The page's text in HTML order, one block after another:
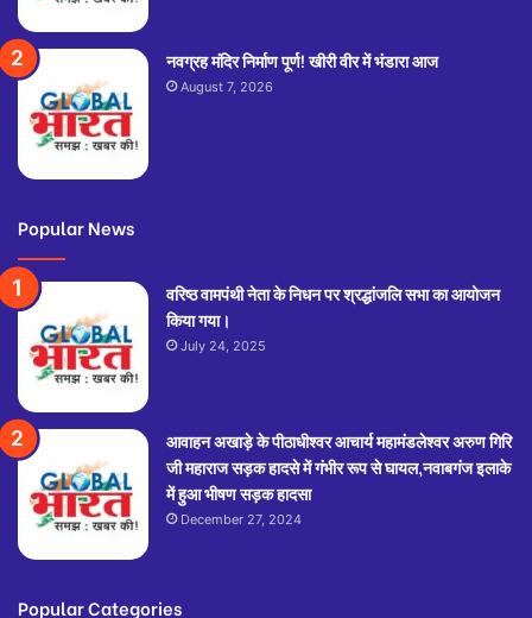
नवग्रह मंदिर निर्माण पूर्ण! खीरी वीर में भंडारा आज
August 7, 2026
Popular News
वरिष्ठ वामपंथी नेता के निधन पर श्रद्धांजलि सभा का आयोजन
किया गया।
July 24, 2025
आवाहन अखाड़े के पीठाधीश्वर आचार्य महामंडलेश्वर अरुण गिरि
जी महाराज सड़क हादसे में गंभीर रूप से घायल,नवाबगंज इलाके
में हुआ भीषण सड़क हादसा
December 27, 2024
Popular Categories